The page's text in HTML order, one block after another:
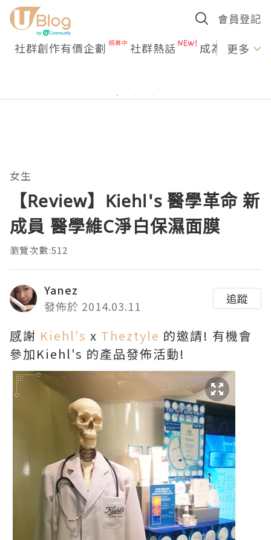
會員登記
社群創作有價企劃 社群熱話 成為U更多
女生
【Review】Kiehl's 醫學革命 新
成員 醫學維C淨白保濕面膜
瀏覽次數:512
Yanez
發佈於 2014.03.11
追蹤
感謝 Kiehl's x Theztyle 的邀請! 有機會
參加Kiehl's 的產品發佈活動!